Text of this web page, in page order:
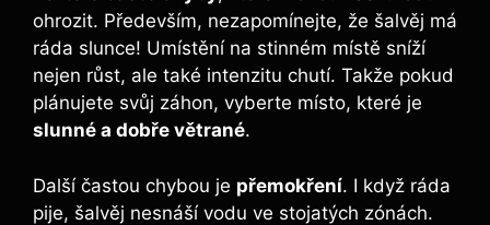
ohrozit. Především, nezapomínejte, že šalvěj má
ráda slunce! Umístění na stinném místě sníží
nejen růst, ale také intenzitu chutí. Takže pokud
plánujete svůj záhon, vyberte místo, které je
slunné a dobře větrané.
Další častou chybou je přemokření. I když ráda
pije, šalvěj nesnáší vodu ve stojatých zónách.